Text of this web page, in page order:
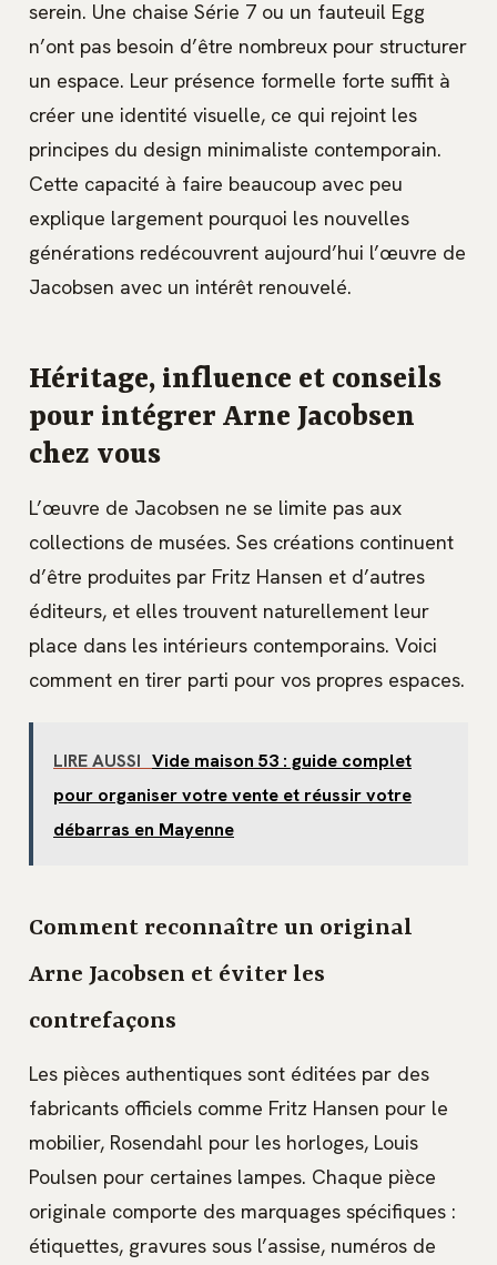
serein. Une chaise Série 7 ou un fauteuil Egg
n’ont pas besoin d’être nombreux pour structurer
un espace. Leur présence formelle forte suffit à
créer une identité visuelle, ce qui rejoint les
principes du design minimaliste contemporain.
Cette capacité à faire beaucoup avec peu
explique largement pourquoi les nouvelles
générations redécouvrent aujourd’hui l’œuvre de
Jacobsen avec un intérêt renouvelé.
Héritage, influence et conseils
pour intégrer Arne Jacobsen
chez vous
L’œuvre de Jacobsen ne se limite pas aux
collections de musées. Ses créations continuent
d’être produites par Fritz Hansen et d’autres
éditeurs, et elles trouvent naturellement leur
place dans les intérieurs contemporains. Voici
comment en tirer parti pour vos propres espaces.
LIRE AUSSI Vide maison 53 : guide complet
pour organiser votre vente et réussir votre
débarras en Mayenne
Comment reconnaître un original
Arne Jacobsen et éviter les
contrefaçons
Les pièces authentiques sont éditées par des
fabricants officiels comme Fritz Hansen pour le
mobilier, Rosendahl pour les horloges, Louis
Poulsen pour certaines lampes. Chaque pièce
originale comporte des marquages spécifiques :
étiquettes, gravures sous l’assise, numéros de